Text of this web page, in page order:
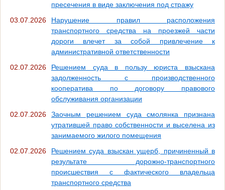
пресечения в виде заключения под стражу
03.07.2026
Нарушение правил расположения
транспортного средства на проезжей части
дороги влечет за собой привлечение к
административной ответственности
02.07.2026
Решением суда в пользу юриста взыскана
задолженность с производственного
кооператива по договору правового
обслуживания организации
02.07.2026
Заочным решением суда смолянка признана
утратившей право собственности и выселена из
занимаемого жилого помещения
02.07.2026
Решением суда взыскан ущерб, причиненный в
результате дорожно-транспортного
происшествия с фактического владельца
транспортного средства